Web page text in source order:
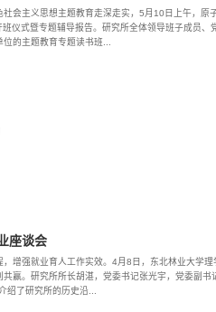
会主义思想主题教育走深走实，5月10日上午，原
仪式暨专题辅导报告。研究所全体领导班子成员、
的主题教育专题读书班...
座谈会
增强就业育人工作实效。4月8日，东北林业大学
赢。研究所所长胡湛，党委书记张光宇，党委副书
绍了研究所的历史沿...